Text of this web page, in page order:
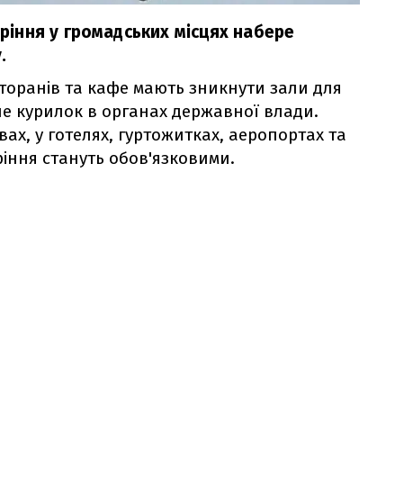
у громадських місцях набере
та кафе мають зникнути зали для
курилок в органах державної влади.
у готелях, гуртожитках, аеропортах та
стануть обов'язковими.